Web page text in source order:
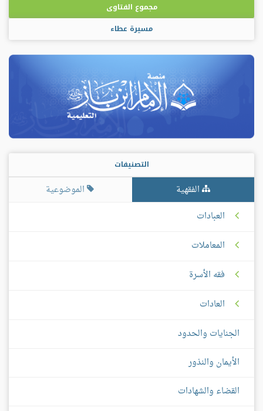
مجموع الفتاوى
مسيرة عطاء
التصنيفات
الفقهية
الموضوعية
العبادات
المعاملات
فقه الأسرة
العادات
الجنايات والحدود
الأيمان والنذور
القضاء والشهادات